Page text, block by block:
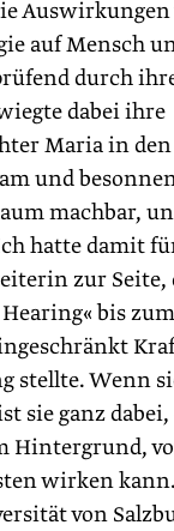
Auswirkungen
auf Mensch
durch
dabei ihre
Maria in
und
machbar,
hatte damit
zur Seite,
bis
stellte. Wenn
sie ganz
Hintergrund,
wirken kann.
von